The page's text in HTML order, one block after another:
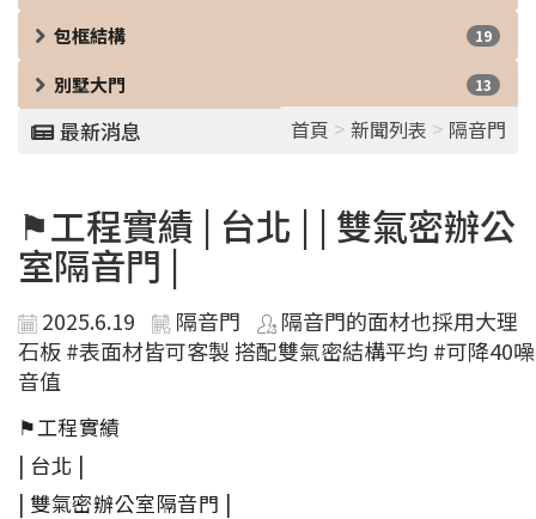
包框結構 19
別墅大門 13
最新消息 首頁 > 新聞列表 > 隔音門
⚑工程實績 | 台北 | | 雙氣密辦公
室隔音門 |
2025.6.19 隔音門
隔音門的面材也採用大理
石板 #表面材皆可客製 搭配雙氣密結構平均 #可降40噪
音值
⚑工程實績
| 台北 |
| 雙氣密辦公室隔音門 |